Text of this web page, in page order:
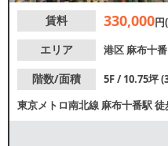
賃料 330,000円
エリア
港区 麻布十番
階数/面積
5F / 10.75坪
東京メトロ南北線 麻布十番駅徒